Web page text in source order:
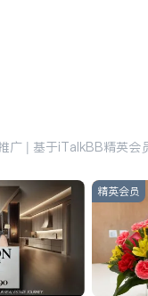
广 | 基于iTalkBB精英会
精英会员